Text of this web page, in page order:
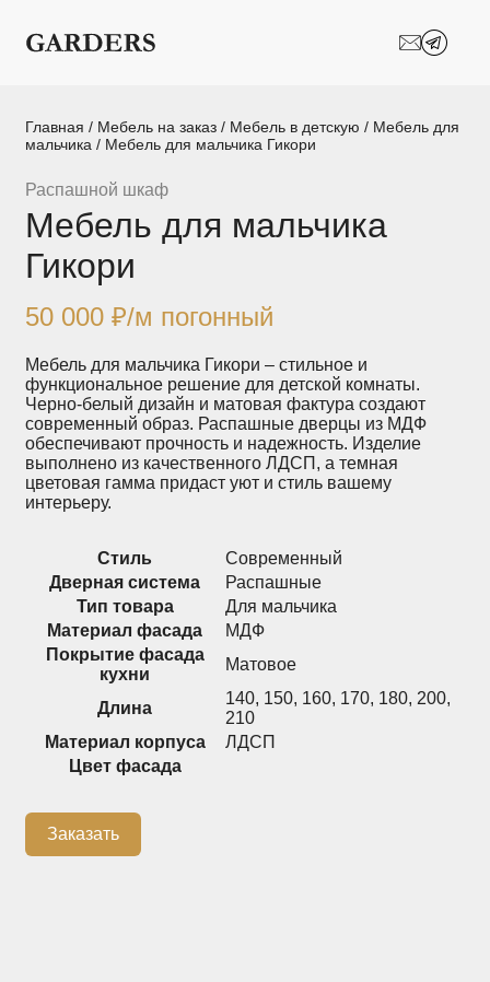
Шкафы-купе
Межкомнатные
Мебель в детскую Мебель в ванную
хранения
Стеллажи Тумбы
Шкафы по
назначению
Гардеробные
+7 (926) 192-03-75
Доставка
Контакты
Сотрудничество
Блог
Главная / Мебель на заказ / Мебель в детскую / Мебель для
мальчика / Мебель для мальчика Гикори
Распашной шкаф
Мебель для мальчика
Гикори
50 000₽/м погонный
Мебель для мальчика Гикори – стильное и
функциональное решение для детской комнаты.
Черно-белый дизайн и матовая фактура создают
современный образ. Распашные дверцы из МДФ
обеспечивают прочность и надежность. Изделие
выполнено из качественного ЛДСП, а темная
цветовая гамма придаст уют и стиль вашему
интерьеру.
Стиль
Современный
Дверная система
Распашные
Тип товара
Для мальчика
Материал фасада
МДФ
Покрытие фасада
кухни
Матовое
Длина
140, 150, 160, 170, 180, 200,
210
Материал корпуса
ЛДСП
Цвет фасада
Заказать